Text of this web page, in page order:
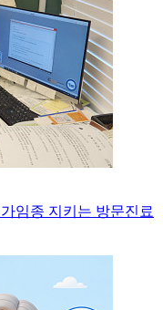
임종 지키는 방문진료